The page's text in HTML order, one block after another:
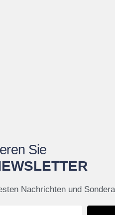
Sie
Nachrichten und